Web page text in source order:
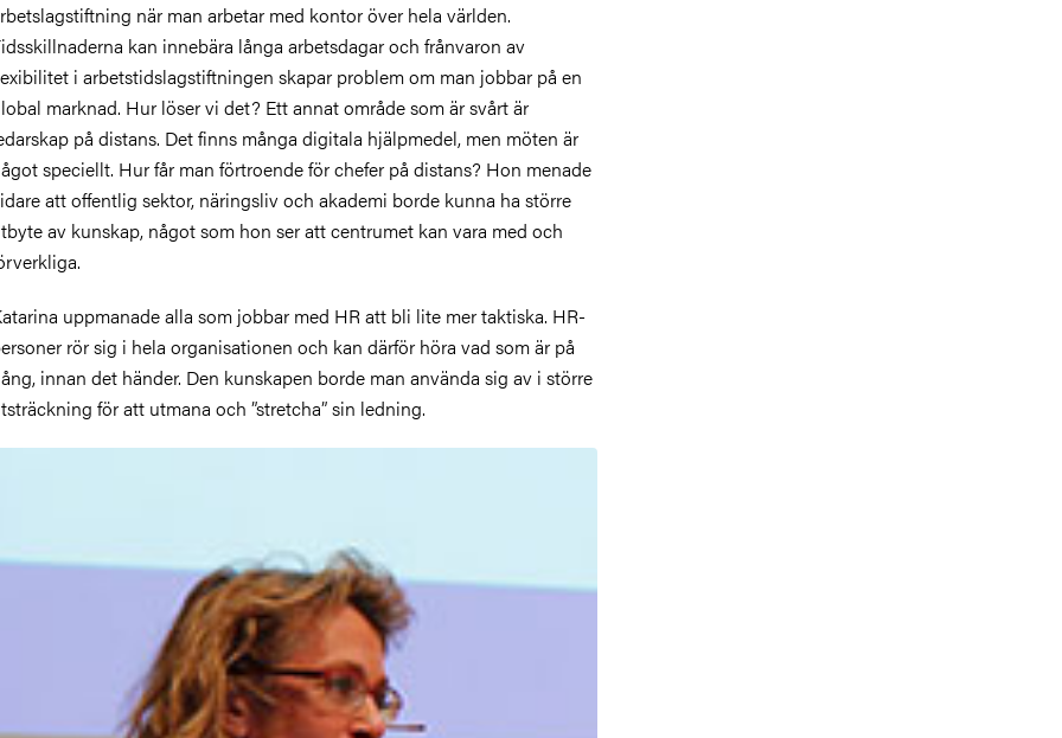
när man arbetar med kontor över hela världen.
kan innebära långa arbetsdagar och frånvaron av
i arbetstidslagstiftningen skapar problem om man jobbar på en
marknad. Hur löser vi det? Ett annat område som är svårt är
på distans. Det finns många digitala hjälpmedel, men möten är
speciellt. Hur får man förtroende för chefer på distans? Hon menade
att offentlig sektor, näringsliv och akademi borde kunna ha större
av kunskap, något som hon ser att centrumet kan vara med och
uppmanade alla som jobbar med HR att bli lite mer taktiska. HR-
rör sig i hela organisationen och kan därför höra vad som är på
innan det händer. Den kunskapen borde man använda sig av i större
för att utmana och ”stretcha” sin ledning.